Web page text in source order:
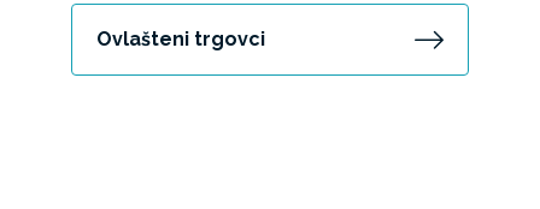
Ovlašteni trgovci